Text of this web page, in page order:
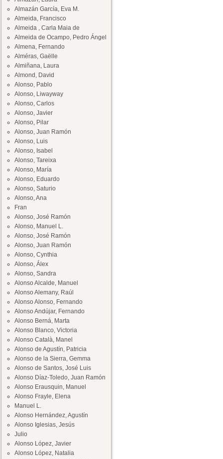
Almazán García, Eva M.
Almeida, Francisco
Almeida , Carla Maia de
Almeida de Ocampo, Pedro Ángel
Almena, Fernando
Alméras, Gaëlle
Almiñana, Laura
Almond, David
Alonso, Pablo
Alonso, Liwayway
Alonso, Carlos
Alonso, Javier
Alonso, Pilar
Alonso, Juan Ramón
Alonso, Luis
Alonso, Isabel
Alonso, Tareixa
Alonso, María
Alonso, Eduardo
Alonso, Saturio
Alonso, Ana
Fran
Alonso, José Ramón
Alonso, Manuel L.
Alonso, José Ramón
Alonso, Juan Ramón
Alonso, Cynthia
Alonso, Álex
Alonso, Sandra
Alonso Alcalde, Manuel
Alonso Alemany, Raúl
Alonso Alonso, Fernando
Alonso Andújar, Fernando
Alonso Berná, Marta
Alonso Blanco, Victoria
Alonso Català, Manel
Alonso de Agustín, Patricia
Alonso de la Sierra, Gemma
Alonso de Santos, José Luis
Alonso Díaz-Toledo, Juan Ramón
Alonso Erausquin, Manuel
Alonso Frayle, Elena
Manuel L.
Alonso Hernández, Agustín
Alonso Iglesias, Jesús
Julio
Alonso López, Javier
Alonso López, Natalia